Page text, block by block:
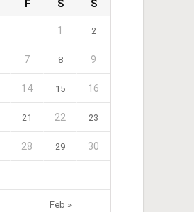
F S S
Feb »
1 2
7 8 9
14 15 16
21 22 23
28 29 30